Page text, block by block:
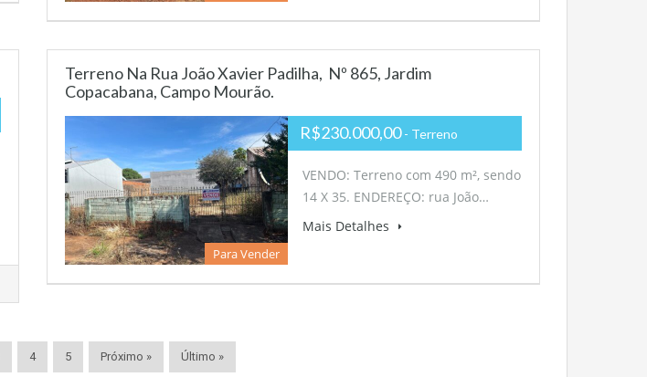
Terreno Na Rua João Xavier Padilha, Nº 865, Jardim
Copacabana, Campo Mourão.
Para Vender
R$230.000,00- Terreno
VENDO: Terreno com 490 m², sendo
14 X 35. ENDEREÇO: rua João…
Mais Detalhes
4 5 Próximo » Último »